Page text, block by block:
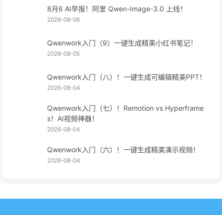
8月6 AI早报！阿里 Qwen-Image-3.0 上线！
2026-08-06
Qwenwork入门（9）一键生成精美小红书笔记！
2026-08-05
Qwenwork入门（八）！一键生成可编辑精美PPT！
2026-08-04
Qwenwork入门（七）！Remotion vs Hyperframe
s！AI视频神器！
2026-08-04
Qwenwork入门（六）！一键生成精美演示视频！
2026-08-04